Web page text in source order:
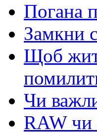
Погана
Замкни
Щоб
Чи
RAW чи